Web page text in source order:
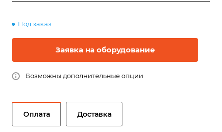
Под заказ
Заявка на оборудование
Возможны дополнительные опции
Оплата Доставка